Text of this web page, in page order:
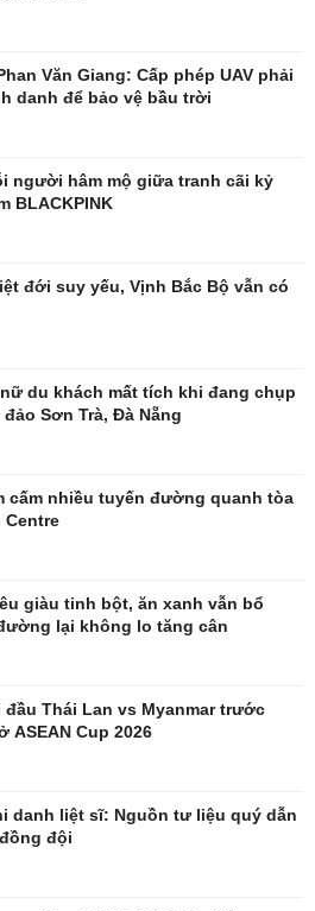
Sân khấu - Điện ảnh
Văn học
Săn Tour
check-in
Văn Giang: Cấp phép UAV phải
danh để bảo vệ bầu trời
người hâm mộ giữa tranh cãi kỷ
BLACKPINK
đới suy yếu, Vịnh Bắc Bộ vẫn có
du khách mất tích khi đang chụp
Sơn Trà, Đà Nẵng
cấm nhiều tuyến đường quanh tòa
Centre
giàu tinh bột, ăn xanh vẫn bổ
lại không lo tăng cân
Thái Lan vs Myanmar trước
ASEAN Cup 2026
danh liệt sĩ: Nguồn tư liệu quý dẫn
đội